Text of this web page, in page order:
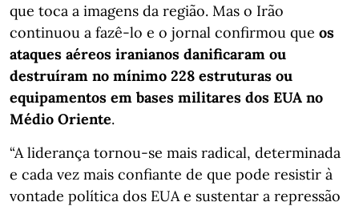
que toca a imagens da região. Mas o Irão
continuou a fazê-lo e o jornal confirmou que os
ataques aéreos iranianos danificaram ou
destruíram no mínimo 228 estruturas ou
equipamentos em bases militares dos EUA no
Médio Oriente.
“A liderança tornou-se mais radical, determinada
e cada vez mais confiante de que pode resistir à
vontade política dos EUA e sustentar a repressão